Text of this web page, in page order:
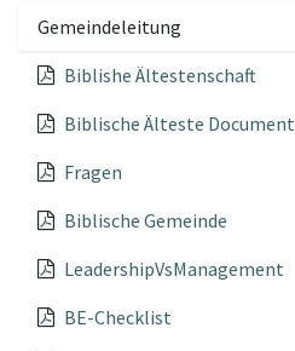
Gemeindeleitung
Biblishe Ältestenschaft
Biblische Älteste Document
Fragen
Biblische Gemeinde
LeadershipVsManagement
BE-Checklist